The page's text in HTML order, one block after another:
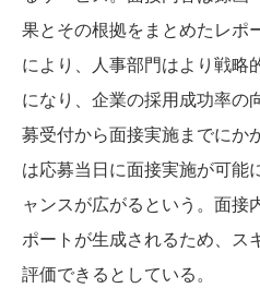
果とその根拠をまとめたレポ
により、人事部門はより戦略
になり、企業の採用成功率の
募受付から面接実施までにか
は応募当日に面接実施が可能
ャンスが広がるという。面接
ポートが生成されるため、ス
評価できるとしている。